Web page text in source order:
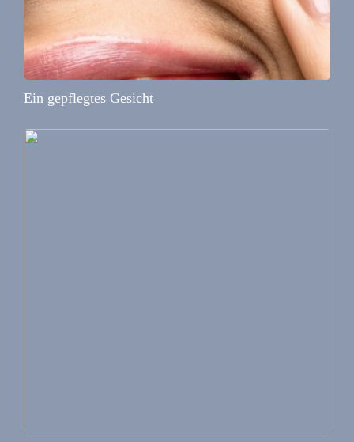
Ein gepflegtes Gesicht